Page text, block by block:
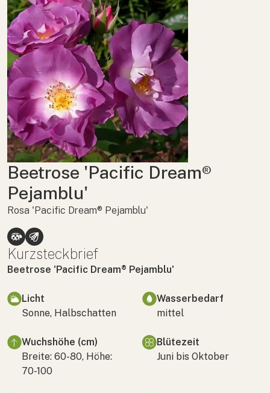
Beetrose 'Pacific Dream®
Pejamblu'
Rosa 'Pacific Dream® Pejamblu'
Kurzsteckbrief
Beetrose 'Pacific Dream® Pejamblu'
Licht
Sonne, Halbschatten
Wasserbedarf
mittel
Wuchshöhe (cm)
Breite: 60-80, Höhe:
70-100
Blütezeit
Juni bis Oktober